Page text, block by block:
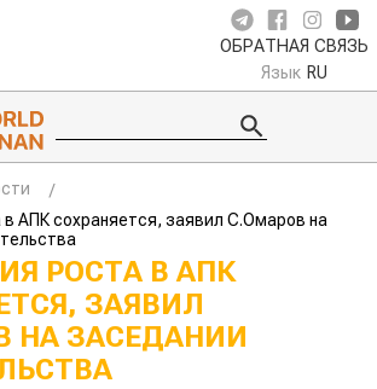
ОБРАТНАЯ СВЯЗЬ
Язык RU
АПК сохраняется, заявил С.Омаров на
РОСТА В АПК
ЗАЯВИЛ
НА ЗАСЕДАНИИ